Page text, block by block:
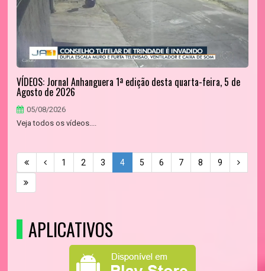
VÍDEOS: Jornal Anhanguera 1ª edição desta quarta-feira, 5 de
Agosto de 2026
05/08/2026
Veja todos os vídeos....
1 2 3 4 5 6 7 8 9
APLICATIVOS